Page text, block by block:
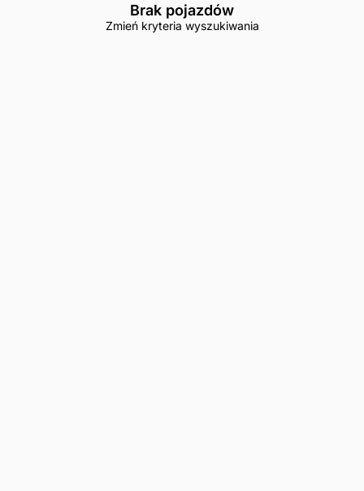
Brak pojazdów
Zmień kryteria wyszukiwania